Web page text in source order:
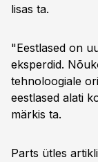
lisas ta.
"Eestlased on
eksperdid.
tehnoloogiale
eestlased alati
märkis ta.
Parts ütles